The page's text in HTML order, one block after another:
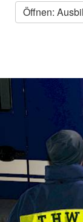
Öffnen: